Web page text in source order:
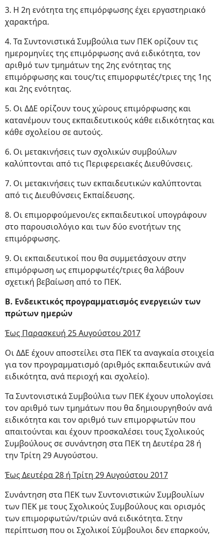
3. Η 2η ενότητα της επιμόρφωσης έχει εργαστηριακό
χαρακτήρα.
4. Τα Συντονιστικά Συμβούλια των ΠΕΚ ορίζουν τις
ημερομηνίες της επιμόρφωσης ανά ειδικότητα, τον
αριθμό των τμημάτων της 2ης ενότητας της
επιμόρφωσης και τους/τις επιμορφωτές/τριες της 1ης
και 2ης ενότητας.
5. Οι ΔΔΕ ορίζουν τους χώρους επιμόρφωσης και
κατανέμουν τους εκπαιδευτικούς κάθε ειδικότητας και
κάθε σχολείου σε αυτούς.
6. Οι μετακινήσεις των σχολικών συμβούλων
καλύπτονται από τις Περιφερειακές Διευθύνσεις.
7. Οι μετακινήσεις των εκπαιδευτικών καλύπτονται
από τις Διευθύνσεις Εκπαίδευσης.
8. Οι επιμορφούμενοι/ες εκπαιδευτικοί υπογράφουν
στο παρουσιολόγιο και των δύο ενοτήτων της
επιμόρφωσης.
9. Οι εκπαιδευτικοί που θα συμμετάσχουν στην
επιμόρφωση ως επιμορφωτές/τριες θα λάβουν
σχετική βεβαίωση από το ΠΕΚ.
Β. Ενδεικτικός προγραμματισμός ενεργειών των
πρώτων ημερών
Έως Παρασκευή 25 Αυγούστου 2017
Οι ΔΔΕ έχουν αποστείλει στα ΠΕΚ τα αναγκαία στοιχεία
για τον προγραμματισμό (αριθμός εκπαιδευτικών ανά
ειδικότητα, ανά περιοχή και σχολείο).
Τα Συντονιστικά Συμβούλια των ΠΕΚ έχουν υπολογίσει
τον αριθμό των τμημάτων που θα δημιουργηθούν ανά
ειδικότητα και τον αριθμό των επιμορφωτών που
απαιτούνται και έχουν προσκαλέσει τους Σχολικούς
Συμβούλους σε συνάντηση στα ΠΕΚ τη Δευτέρα 28 ή
την Τρίτη 29 Αυγούστου.
Έως Δευτέρα 28 ή Τρίτη 29 Αυγούστου 2017
Συνάντηση στα ΠΕΚ των Συντονιστικών Συμβουλίων
των ΠΕΚ με τους Σχολικούς Συμβούλους και ορισμός
των επιμορφωτών/τριών ανά ειδικότητα. Στην
περίπτωση που οι Σχολικοί Σύμβουλοι δεν επαρκούν,